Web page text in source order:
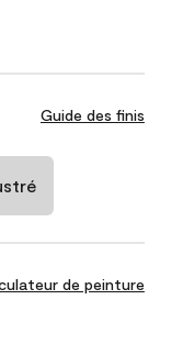
Guide des finis
de peinture